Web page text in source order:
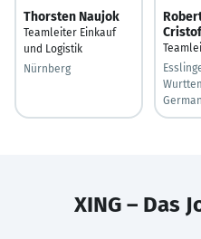
Thorsten Naujok
Teamleiter Einkauf
und Logistik
Nürnberg
XING – Das